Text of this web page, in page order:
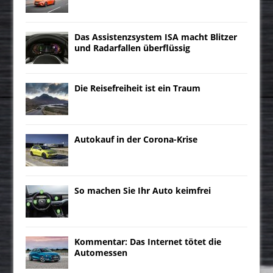
Das Assistenzsystem ISA macht Blitzer
und Radarfallen überflüssig
Die Reisefreiheit ist ein Traum
Autokauf in der Corona-Krise
So machen Sie Ihr Auto keimfrei
Kommentar: Das Internet tötet die
Automessen